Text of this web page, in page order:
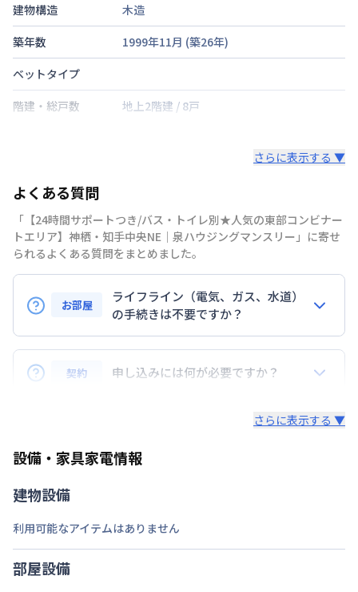
建物構造
木造
築年数
1999年11月 (築26年)
ベットタイプ
階建・総戸数
地上2階建 / 8戸
禁煙・喫煙
交通
あり(空き要確認)
最大1台
次回更新日
情報更新日より14日以内
さらに表示する ▼
よくある質問
「【24時間サポートつき/バス・トイレ別★人気の東部コンビナー
トエリア】神栖・知手中央NE｜泉ハウジングマンスリー」に寄せ
られるよくある質問をまとめました。
お部屋
ライフライン（電気、ガス、水道）
の手続きは不要ですか？
はい。一切不要で入居後すぐにご利用いただけます！
料金も安心の定額制で、毎月の使用量や金額を気にす
る必要はありません（通常のご利用の場合）。
契約 申し込みには何が必要ですか？
ー、名刺
記簿謄本のコピー、入居者様の身分証明書のコピー、
身分証明書として認められるものは、運転免許証・パ
スポート・健康保険証などの公的身分証明書(原則、
さらに表示する ▼
設備・家具家電情報
建物設備
利用可能なアイテムはありません
部屋設備